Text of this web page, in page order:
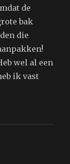
de
bak
die
wel al een
ik vast